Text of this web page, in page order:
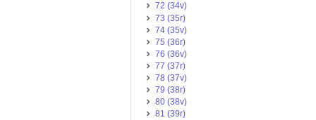
72 (34v)
73 (35r)
74 (35v)
75 (36r)
76 (36v)
77 (37r)
78 (37v)
79 (38r)
80 (38v)
81 (39r)